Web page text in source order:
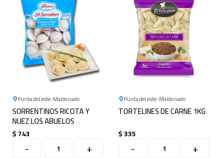
Punta del este Maldonado
SORRENTINOS RICOTA Y
NUEZ LOS ABUELOS
$743
- +
Punta del este Maldonado
TORTELINES DE CARNE 1KG
$335
- +